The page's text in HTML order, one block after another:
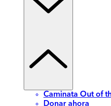
Caminata Out of
Donar ahora